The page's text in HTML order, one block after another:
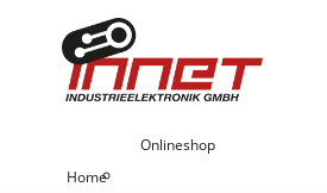
Home
Onlineshop